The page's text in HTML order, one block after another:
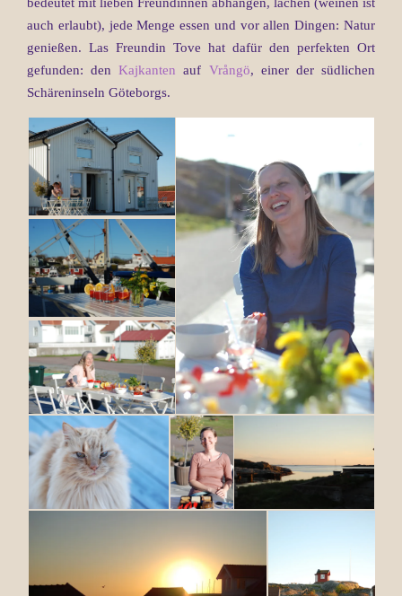
auch erlaubt), jede Menge essen und vor allen Dingen: Natur
genießen. Las Freundin Tove hat dafür den perfekten Ort
gefunden: denKajkanten auf Vrångö, einer der südlichen
Schäreninseln Göteborgs.